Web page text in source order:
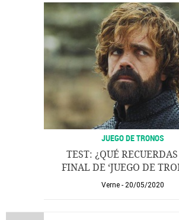
JUEGO DE TRONOS
TEST: ¿QUÉ
FINAL DE ‘JUEGO DE
Verne 20/05/2020